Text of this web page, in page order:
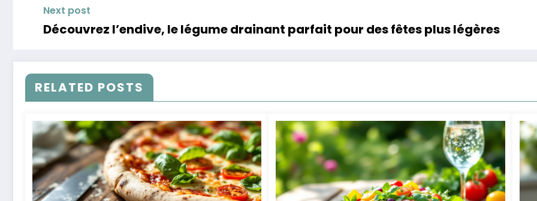
Next post
Découvrez l’endive, le légume drainant parfait pour des fêtes plus légères
RELATED POSTS